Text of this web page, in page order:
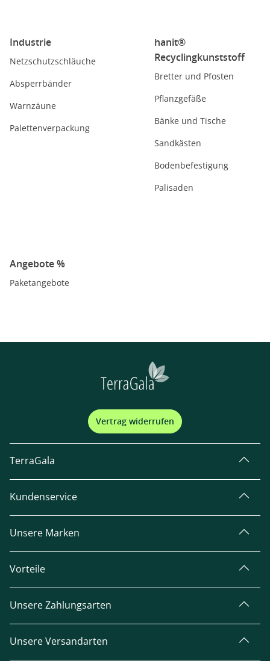
Industrie
Netzschutzschläuche
Absperrbänder
Warnzäune
Palettenverpackung
hanit®
Recyclingkunststoff
Bretter und Pfosten
Pflanzgefäße
Bänke und Tische
Sandkästen
Bodenbefestigung
Palisaden
Angebote %
Paketangebote
Vertrag widerrufen
TerraGala
Kundenservice
Unsere Marken
Vorteile
Unsere Zahlungsarten
Unsere Versandarten